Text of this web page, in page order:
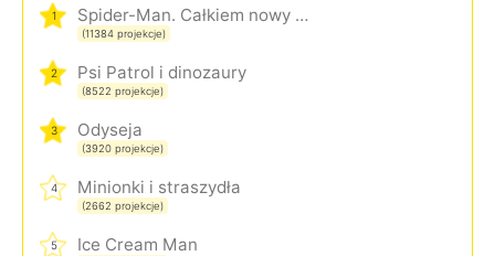
1 Spider-Man. Całkiem nowy dzień
(11384 projekcje)
2 Psi Patrol i dinozaury
(8522 projekcje)
3 Odyseja
(3920 projekcje)
4 Minionki i straszydła
(2662 projekcje)
5 Ice Cream Man